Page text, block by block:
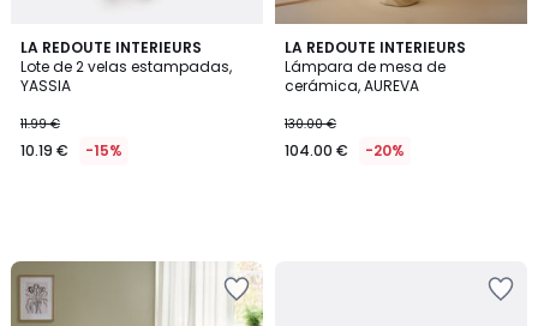
LA REDOUTE INTERIEURS
Lote de 2 velas estampadas,
YASSIA
11.99 €
10.19 € -15%
LA REDOUTE INTERIEURS
Lámpara de mesa de
cerámica, AUREVA
130.00 €
104.00 € -20%